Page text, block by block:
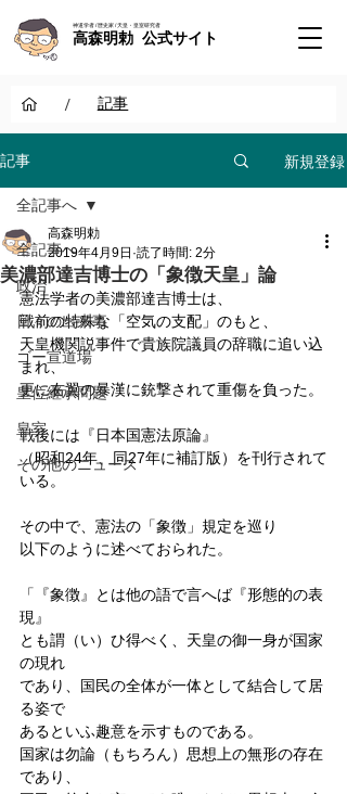
神道学者 / 歴史家 / 天皇・皇室研究者
高森明勅 公式サイト
/ 記事
記事 新規登録
全記事へ
政治
日々の出来事
ゴー宣道場
皇位継承問題
皇室
その他のニュース
全記事へ
美濃部達吉博士の「象徴天皇」論
高森明勅
2019年4月9日 読了時間: 2分
憲法学者の美濃部達吉博士は、
戦前の特殊な「空気の支配」のもと、
天皇機関説事件で貴族院議員の辞職に追い込
まれ、
更に右翼の暴漢に銃撃されて重傷を負った。
戦後には『日本国憲法原論』
（昭和24年、同27年に補訂版）を刊行されて
いる。
その中で、憲法の「象徴」規定を巡り
以下のように述べておられた。
「『象徴』とは他の語で言へば『形態的の表
現』
とも謂（い）ひ得べく、天皇の御一身が国家
の現れ
であり、国民の全体が一体として結合して居
る姿で
あるといふ趣意を示すものである。
国家は勿論（もちろん）思想上の無形の存在
であり、